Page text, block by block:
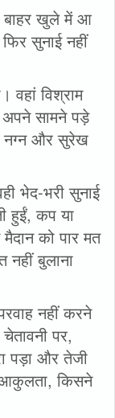
बाहर खुले में आ
सुनाई नहीं
विश्राम
सामने पड़े
नग्न और सुरेख
भेद-भरी सुनाई
हुईं, कप या
को पार मत
बुलाना
नहीं करने
पर,
पड़ा और तेजी
आकुलता, किसने